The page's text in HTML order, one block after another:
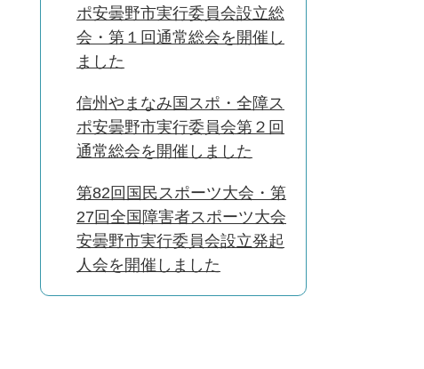
ポ安曇野市実行委員会設立総
会・第１回通常総会を開催し
ました
信州やまなみ国スポ・全障ス
ポ安曇野市実行委員会第２回
通常総会を開催しました
第82回国民スポーツ大会・第
27回全国障害者スポーツ大会
安曇野市実行委員会設立発起
人会を開催しました